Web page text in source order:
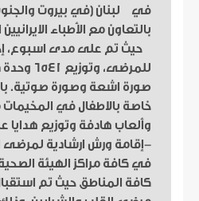
في لبنان (في بيروت
بالتعاون مع الأطباء
صورة اشعة وصورة صوتية.
خاصة بالاطفال في
وألعاب هادفة وتوزيع هدايا
-إقامة ورش ارشادية لمرضى